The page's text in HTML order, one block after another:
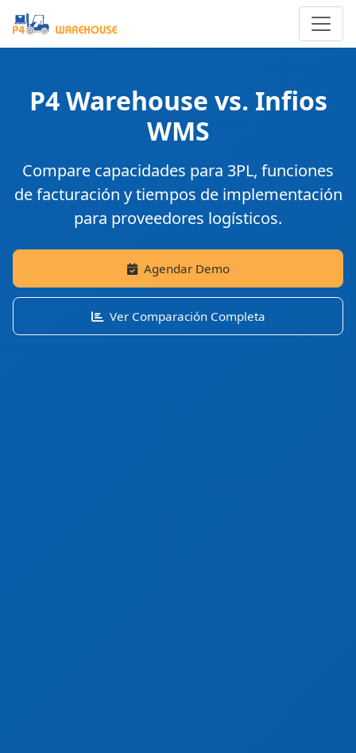
P4 Warehouse vs. Infios
WMS
Compare capacidades para 3PL, funciones
de facturación y tiempos de implementación
para proveedores logísticos.
Agendar Demo
Ver Comparación Completa